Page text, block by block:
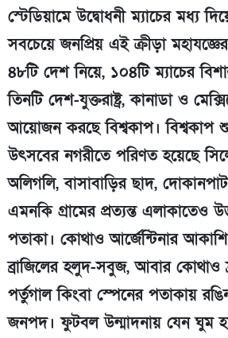
স্টেডিয়ামে উদ্বোধনী ম্যাচের মধ্য
সবচেয়ে জনপ্রিয় এই ক্রীড়া
৪৮টি দেশ নিয়ে, ১০৪টি ম্যাচের
তিনটি দেশ-যুক্তরাষ্ট্র, কানাডা ও
আয়োজন করছে বিশ্বকাপ।
উৎসবের নগরীতে পরিণত হয়েছে
অলিগলি, বাসাবাড়ির ছাদ, দোকানপাট,
এমনকি গ্রামের প্রত্যন্ত এলাকাতেও
পতাকা। কোথাও আর্জেন্টিনার
ব্রাজিলের হলুদ-সবুজ, আবার কোথাও
পর্তুগাল কিংবা স্পেনের পতাকায়
জনপদ। ফুটবল উন্মাদনায় যেন ঘুম